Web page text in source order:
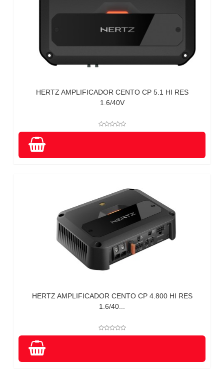
HERTZ AMPLIFICADOR CENTO CP 5.1 HI RES
1.6/40V
HERTZ AMPLIFICADOR CENTO CP 4.800 HI RES
1.6/40...